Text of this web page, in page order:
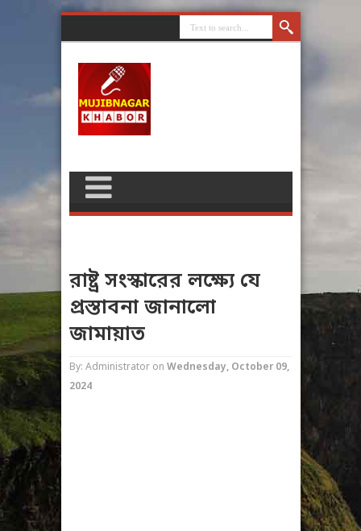
রাষ্ট্র সংস্কারের লক্ষ্যে যে
প্রস্তাবনা জানালো
জামায়াত
By: Administrator on Wednesday, October 09,
2024